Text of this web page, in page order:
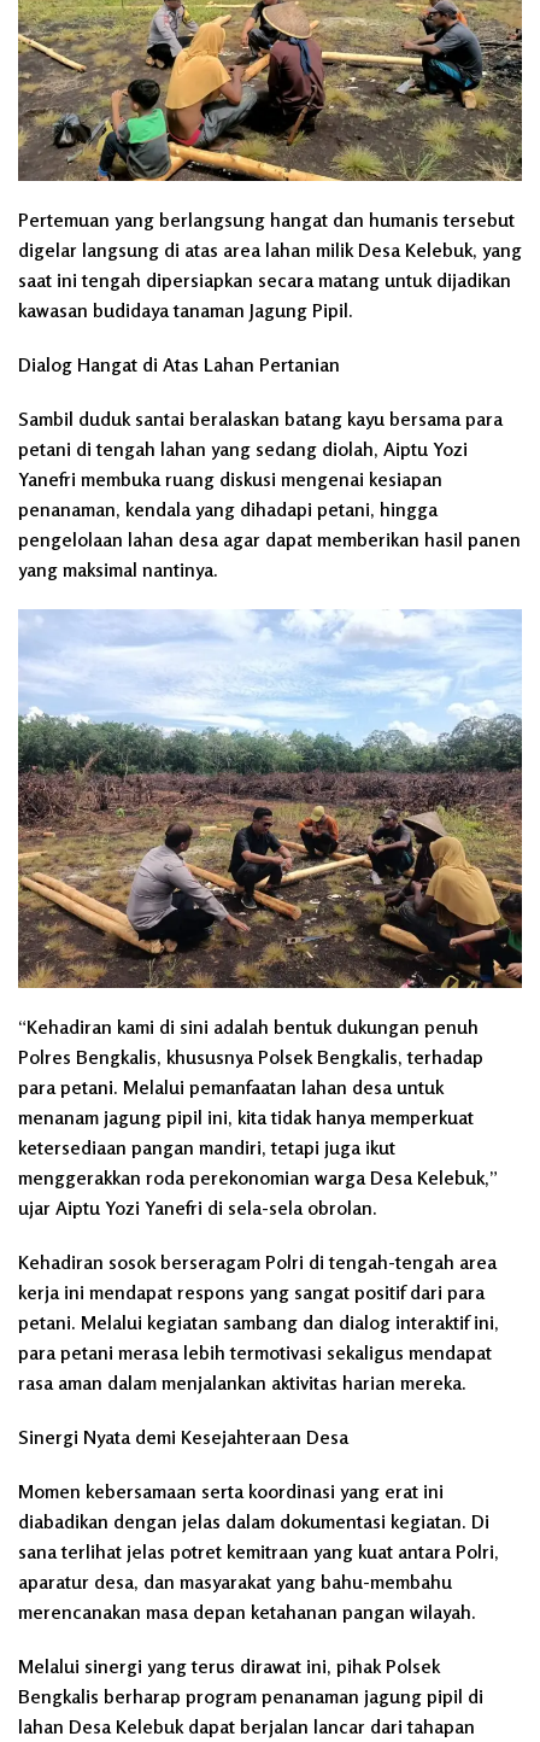
Pertemuan yang berlangsung hangat dan humanis tersebut
digelar langsung di atas area lahan milik Desa Kelebuk, yang
saat ini tengah dipersiapkan secara matang untuk dijadikan
kawasan budidaya tanaman Jagung Pipil.
Dialog Hangat di Atas Lahan Pertanian
Sambil duduk santai beralaskan batang kayu bersama para
petani di tengah lahan yang sedang diolah, Aiptu Yozi
Yanefri membuka ruang diskusi mengenai kesiapan
penanaman, kendala yang dihadapi petani, hingga
pengelolaan lahan desa agar dapat memberikan hasil panen
yang maksimal nantinya.
“Kehadiran kami di sini adalah bentuk dukungan penuh
Polres Bengkalis, khususnya Polsek Bengkalis, terhadap
para petani. Melalui pemanfaatan lahan desa untuk
menanam jagung pipil ini, kita tidak hanya memperkuat
ketersediaan pangan mandiri, tetapi juga ikut
menggerakkan roda perekonomian warga Desa Kelebuk,”
ujar Aiptu Yozi Yanefri di sela-sela obrolan.
Kehadiran sosok berseragam Polri di tengah-tengah area
kerja ini mendapat respons yang sangat positif dari para
petani. Melalui kegiatan sambang dan dialog interaktif ini,
para petani merasa lebih termotivasi sekaligus mendapat
rasa aman dalam menjalankan aktivitas harian mereka.
Sinergi Nyata demi Kesejahteraan Desa
Momen kebersamaan serta koordinasi yang erat ini
diabadikan dengan jelas dalam dokumentasi kegiatan. Di
sana terlihat jelas potret kemitraan yang kuat antara Polri,
aparatur desa, dan masyarakat yang bahu-membahu
merencanakan masa depan ketahanan pangan wilayah.
Melalui sinergi yang terus dirawat ini, pihak Polsek
Bengkalis berharap program penanaman jagung pipil di
lahan Desa Kelebuk dapat berjalan lancar dari tahapan